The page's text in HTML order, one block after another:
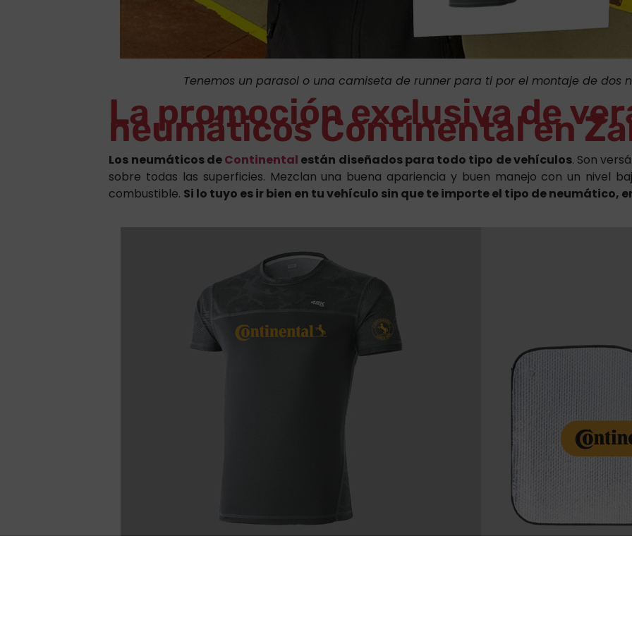
Tenemos un parasol o una camiseta de runner para ti por el montaje de dos
La promoción exclusiva de
neumáticos Continental en
Los neumáticos deContinental están diseñados para todo tipo de vehículos. Son
sobre todas las superficies. Mezclan una buena apariencia y buen manejo con un nivel
combustible. Si lo tuyo es ir bien en tu vehículo sin que te importe el tipo de neumático,